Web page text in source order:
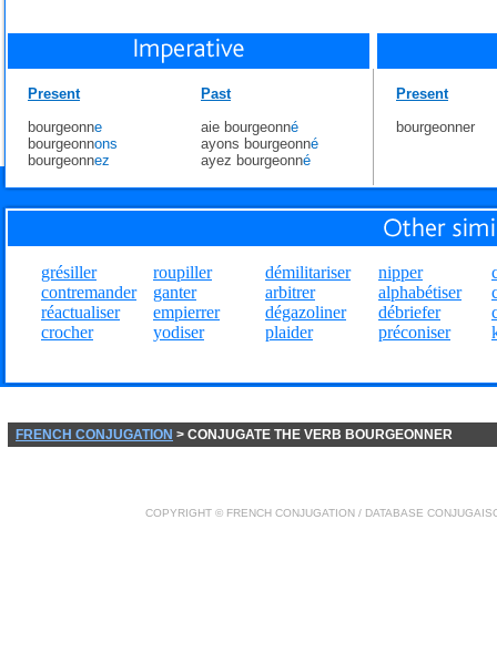
Present
bourgeonne
bourgeonnons
bourgeonnez
Past
aie bourgeonné
ayons bourgeonné
ayez bourgeonné
Present
bourgeonner
grésiller
contremander
réactualiser
crocher
roupiller
ganter
empierrer
yodiser
démilitariser
arbitrer
dégazoliner
plaider
nipper
alphabétiser
débriefer
préconiser
FRENCH CONJUGATION > CONJUGATE THE VERB BOURGEONNER
COPYRIGHT © FRENCH CONJUGATION / DATABASE